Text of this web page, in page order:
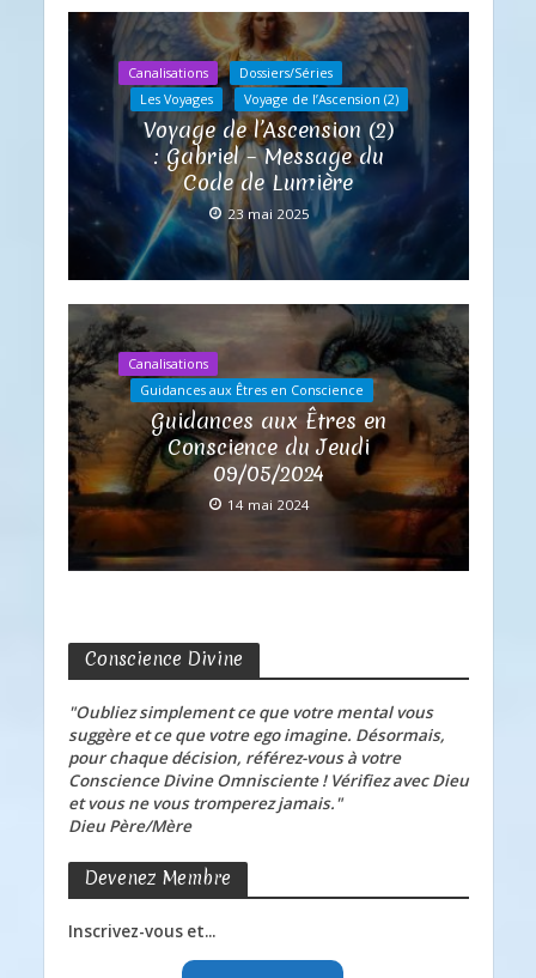
Canalisations
Dossiers/Séries
Les Voyages
Voyage de l’Ascension (2)
Voyage de l’Ascension (2)
: Gabriel – Message du
Code de Lumière
23 mai 2025
Canalisations
Guidances aux Êtres en Conscience
Guidances aux Êtres en
Conscience du Jeudi
09/05/2024
14 mai 2024
Conscience Divine
"Oubliez simplement ce que votre mental vous
suggère et ce que votre ego imagine. Désormais,
pour chaque décision, référez-vous à votre
Conscience Divine Omnisciente ! Vérifiez avec Dieu
et vous ne vous tromperez jamais."
Dieu Père/Mère
Devenez Membre
Inscrivez-vous et...